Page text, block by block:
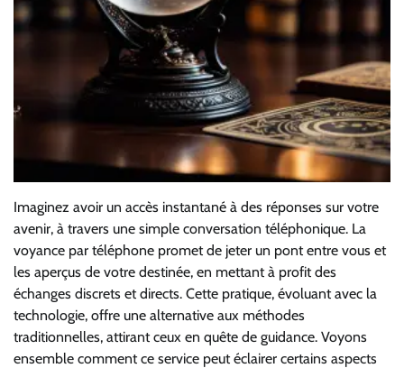
Imaginez avoir un accès instantané à des réponses sur votre
avenir, à travers une simple conversation téléphonique. La
voyance par téléphone promet de jeter un pont entre vous et
les aperçus de votre destinée, en mettant à profit des
échanges discrets et directs. Cette pratique, évoluant avec la
technologie, offre une alternative aux méthodes
traditionnelles, attirant ceux en quête de guidance. Voyons
ensemble comment ce service peut éclairer certains aspects